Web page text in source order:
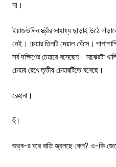
না।
ইয়াজউদ্দিন স্ত্রীর সাহায্য ছাড়াই উঠে
নেই। চেয়ার তিনটি দেয়াল ঘেঁসে।
সর্ব দক্ষিণের চেয়ারে বসেছেন। মাঝেরটা
চেয়ার রেখে তৃতীয় চেয়ারটিতে বসেছে।
রেহানা।
হুঁ।
শুভ্ৰ-র ঘরে বাতি জ্বলছে কেন? ও-কি